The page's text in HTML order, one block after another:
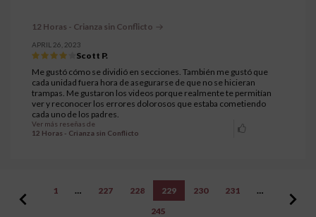
12 Horas - Crianza sin Conflicto
APRIL 26, 2023
Scott P.
Me gustó cómo se dividió en secciones. También me gustó que
cada unidad fuera hora de asegurarse de que no se hicieran
trampas. Me gustaron los videos porque realmente te permitían
ver y reconocer los errores dolorosos que estaba cometiendo
cada uno de los padres.
Ver más reseñas de
12 Horas - Crianza sin Conflicto
1 … 227 228 229 230 231
…
245